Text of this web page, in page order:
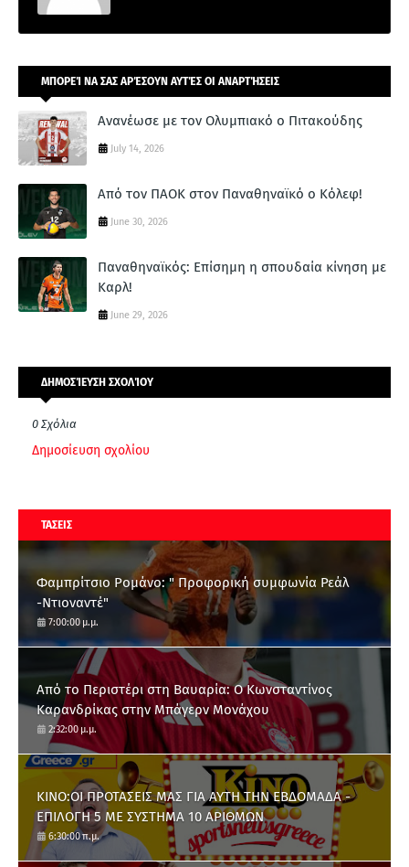
ΜΠΟΡΕΊ ΝΑ ΣΑΣ ΑΡΈΣΟΥΝ ΑΥΤΈΣ ΟΙ ΑΝΑΡΤΉΣΕΙΣ
Ανανέωσε με τον Ολυμπιακό ο Πιτακούδης
July 14, 2026
Από τον ΠΑΟΚ στον Παναθηναϊκό ο Κόλεφ!
June 30, 2026
Παναθηναϊκός: Επίσημη η σπουδαία κίνηση με
Καρλ!
June 29, 2026
ΔΗΜΟΣΊΕΥΣΗ ΣΧΟΛΊΟΥ
0 Σχόλια
Δημοσίευση σχολίου
ΤΑΣΕΙΣ
Φαμπρίτσιο Ρομάνο: " Προφορική συμφωνία Ρεάλ
-Ντιοναντέ"
7:00:00 μ.μ.
Από το Περιστέρι στη Βαυαρία: O Κωνσταντίνος
Καρανδρίκας στην Μπάγερν Μονάχου
2:32:00 μ.μ.
ΚΙΝΟ:ΟΙ ΠΡΟΤΑΣΕΙΣ ΜΑΣ ΓΙΑ ΑΥΤΗ ΤΗΝ ΕΒΔΟΜΑΔΑ -
ΕΠΙΛΟΓΗ 5 ΜΕ ΣΥΣΤΗΜΑ 10 ΑΡΙΘΜΩΝ
6:30:00 π.μ.